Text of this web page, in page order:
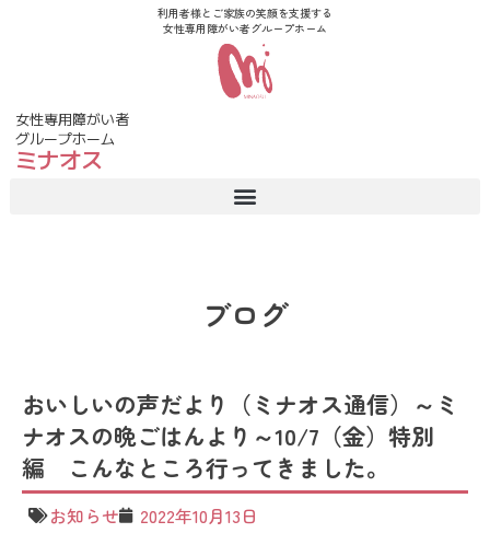
利用者様とご家族の笑顔を支援する
女性専用障がい者グループホーム
女性専用障がい者
グループホーム
ミナオス
ブログ
おいしいの声だより（ミナオス通信）～ミ
ナオスの晩ごはんより～10/7（金）特別
編 こんなところ行ってきました。
お知らせ 2022年10月13日